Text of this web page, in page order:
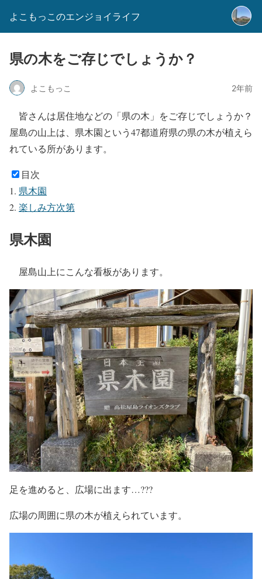
よこもっこのエンジョイライフ
県の木をご存じでしょうか？
よこもっこ 2年前
皆さんは居住地などの「県の木」をご存じでしょうか？
屋島の山上は、県木園という47都道府県の県の木が植えら
れている所があります。
目次
県木園
楽しみ方次第
県木園
屋島山上にこんな看板があります。
足を進めると、広場に出ます…???
広場の周囲に県の木が植えられています。